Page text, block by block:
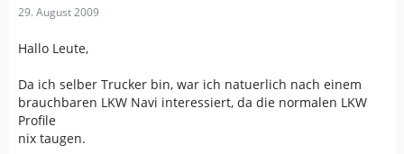
29. August 2009
Hallo Leute,
Da ich selber Trucker bin, war ich natuerlich nach einem
brauchbaren LKW Navi interessiert, da die normalen LKW
Profile
nix taugen.